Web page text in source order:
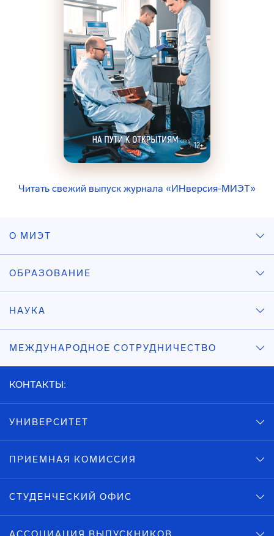
Читать свежий выпуск журнала «ИНверсия-МИЭТ»
О МИЭТ
ОБРАЗОВАНИЕ
НАУКА
МЕЖДУНАРОДНОЕ СОТРУДНИЧЕСТВО
КОНТАКТЫ:
УНИВЕРСИТЕТ
ПРИЕМНАЯ КОМИССИЯ
СТУДЕНЧЕСКИЙ ОФИС